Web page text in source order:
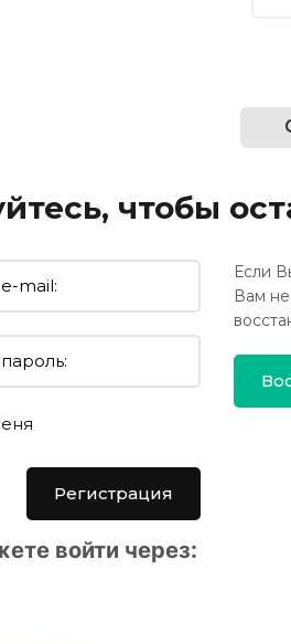
чтобы
Регистрация
Если
Вам
войти через: